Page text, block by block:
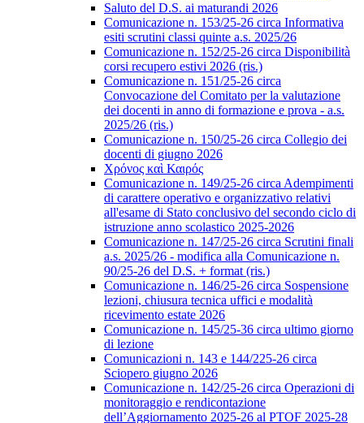
Saluto del D.S. ai maturandi 2026
Comunicazione n. 153/25-26 circa Informativa
esiti scrutini classi quinte a.s. 2025/26
Comunicazione n. 152/25-26 circa Disponibilità
corsi recupero estivi 2026 (ris.)
Comunicazione n. 151/25-26 circa
Convocazione del Comitato per la valutazione
dei docenti in anno di formazione e prova - a.s.
2025/26 (ris.)
Comunicazione n. 150/25-26 circa Collegio dei
docenti di giugno 2026
Χρόνος καὶ Καιρός
Comunicazione n. 149/25-26 circa Adempimenti
di carattere operativo e organizzativo relativi
all'esame di Stato conclusivo del secondo ciclo di
istruzione anno scolastico 2025-2026
Comunicazione n. 147/25-26 circa Scrutini finali
a.s. 2025/26 - modifica alla Comunicazione n.
90/25-26 del D.S. + format (ris.)
Comunicazione n. 146/25-26 circa Sospensione
lezioni, chiusura tecnica uffici e modalità
ricevimento estate 2026
Comunicazione n. 145/25-36 circa ultimo giorno
di lezione
Comunicazioni n. 143 e 144/225-26 circa
Sciopero giugno 2026
Comunicazione n. 142/25-26 circa Operazioni di
monitoraggio e rendicontazione
dell’Aggiornamento 2025-26 al PTOF 2025-28